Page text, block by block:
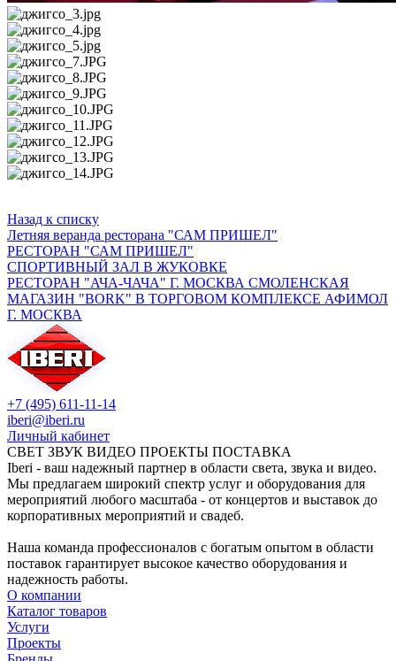
Назад к списку
Летняя веранда ресторана "САМ ПРИШЕЛ"
РЕСТОРАН "САМ ПРИШЕЛ"
СПОРТИВНЫЙ ЗАЛ В ЖУКОВКЕ
РЕСТОРАН "АЧА-ЧАЧА" Г. МОСКВА СМОЛЕНСКАЯ
МАГАЗИН "BORK" В ТОРГОВОМ КОМПЛЕКСЕ АФИМОЛ
Г. МОСКВА
+7 (495) 611-11-14
iberi@iberi.ru
Личный кабинет
СВЕТ ЗВУК ВИДЕО ПРОЕКТЫ ПОСТАВКА
Iberi - ваш надежный партнер в области света, звука и видео.
Мы предлагаем широкий спектр услуг и оборудования для
мероприятий любого масштаба - от концертов и выставок до
корпоративных мероприятий и свадеб.
Наша команда профессионалов с богатым опытом в области
поставок гарантирует высокое качество оборудования и
надежность работы.
О компании
Каталог товаров
Услуги
Проекты